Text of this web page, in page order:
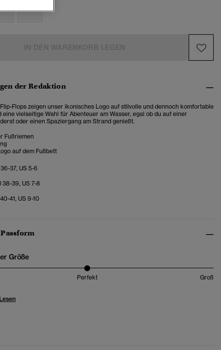
6 7-8
der Redaktion
Flops zeigen unser ikonisches Logo auf stilvolle und dennoch komfortable
eine vielseitige Wahl für Abenteuer am Wasser, egal ob du auf einer
oder einen Spaziergang am Strand genießt.
Fußriemen
auf dem Fußbett
37, US 5-6
38-39, US 7-8
41, US 9-10
Größe
Perfekt Groß